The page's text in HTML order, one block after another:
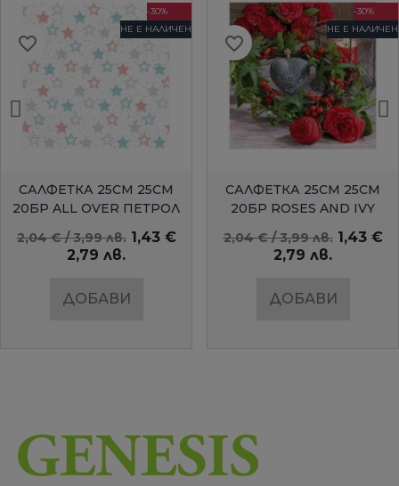
БЪРЗ ПРЕГЛЕД
-30%
НЕ Е НАЛИЧЕН
САЛФЕТКА 25СМ 25СМ
20БР ALL OVER ПЕТРОЛ
2,04 € / 3,99 лв. 1,43 €
2,79 лв.
ДОБАВИ
favorite_border
БЪРЗ ПРЕГЛЕД
-30%
НЕ Е НАЛИЧЕН
САЛФЕТКА 25СМ 25СМ
20БР ROSES AND IVY
AMBIENTE
2,04 € / 3,99 лв. 1,43 €
2,79 лв.
ДОБАВИ
favorite_border